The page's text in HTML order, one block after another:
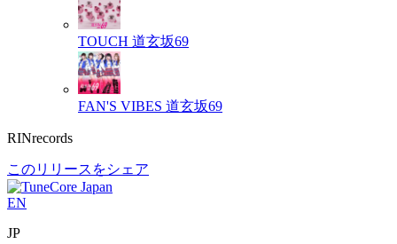
TOUCH 道玄坂69
FAN'S VIBES 道玄坂69
RINrecords
このリリースをシェア
EN
JP